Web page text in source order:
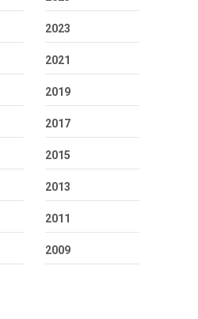
2023
2021
2019
2017
2015
2013
2011
2009